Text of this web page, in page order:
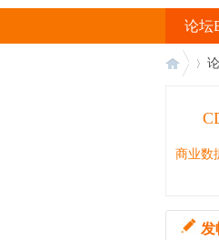
论坛
商业数
发